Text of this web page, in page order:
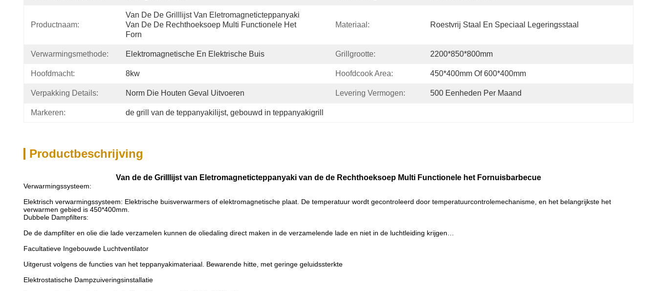
Productnaam:
Van De De Grilllijst Van Eletromagneticteppanyaki
Van De De Rechthoeksoep Multi Functionele Het
Forn
Materiaal: Roestvrij Staal En Speciaal Legeringsstaal
Verwarmingsmethode: Elektromagnetische En Elektrische Buis Grillgrootte: 2200*850*800mm
Hoofdmacht: 8kw Hoofdcook Area: 450*400mm Of 600*400mm
Verpakking Details: Norm Die Houten Geval Uitvoeren Levering Vermogen: 500 Eenheden Per Maand
Markeren: de grill van de teppanyakilijst, gebouwd in teppanyakigrill
Productbeschrijving
Van de de Grilllijst van Eletromagneticteppanyaki van de de Rechthoeksoep Multi Functionele het Fornuisbarbecue
Verwarmingssysteem:
Elektrisch verwarmingssysteem: Elektrische buisverwarmers of elektromagnetische plaat. De temperatuur wordt gecontroleerd door temperatuurcontrolemechanisme, en het belangrijkste het
verwarmen gebied is 450*400mm.
Dubbele Dampfilters:
De de dampfilter en olie die lade verzamelen kunnen de oliedaling direct maken in de verzamelende lade en niet in de luchtleiding krijgen…
Facultatieve Ingebouwde Luchtventilator
Uitgerust volgens de functies van het teppanyakimateriaal. Bewarende hitte, met geringe geluidssterkte
Elektrostatische Dampzuiveringsinstallatie